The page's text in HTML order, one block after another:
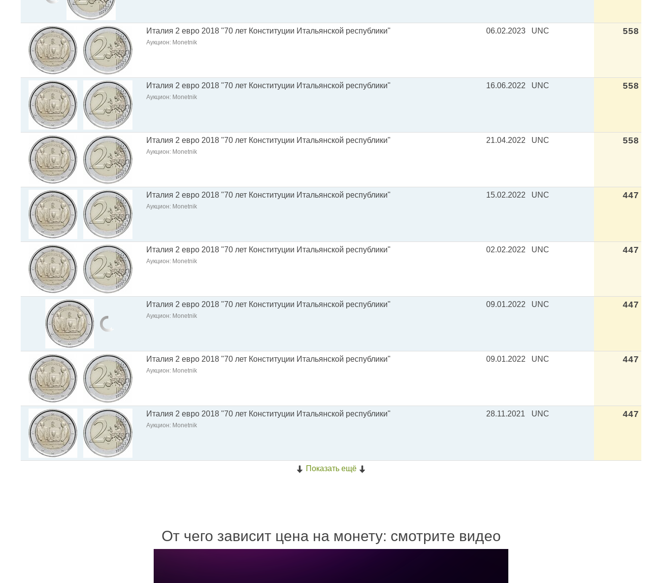
Италия 2 евро 2018 "70 лет Конституции Итальянской республики"
Аукцион: Monetnik
06.02.2023 UNC 558
Италия 2 евро 2018 "70 лет Конституции Итальянской республики"
Аукцион: Monetnik
16.06.2022 UNC 558
Италия 2 евро 2018 "70 лет Конституции Итальянской республики"
Аукцион: Monetnik
21.04.2022 UNC 558
Италия 2 евро 2018 "70 лет Конституции Итальянской республики"
Аукцион: Monetnik
15.02.2022 UNC 447
Италия 2 евро 2018 "70 лет Конституции Итальянской республики"
Аукцион: Monetnik
02.02.2022 UNC 447
Италия 2 евро 2018 "70 лет Конституции Итальянской республики"
Аукцион: Monetnik
09.01.2022 UNC 447
Италия 2 евро 2018 "70 лет Конституции Итальянской республики"
Аукцион: Monetnik
09.01.2022 UNC 447
Италия 2 евро 2018 "70 лет Конституции Итальянской республики"
Аукцион: Monetnik
28.11.2021 UNC 447
Показать ещё
От чего зависит цена на монету: смотрите видео